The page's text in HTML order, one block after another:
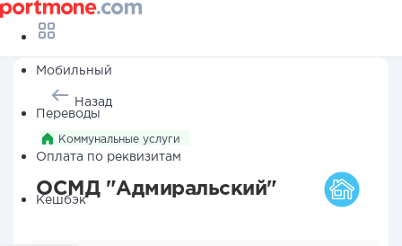
Мобильный
Переводы
Оплата по реквизитам
Кешбэк
Назад
Коммунальные услуги
ОСМД "Адмиральский"